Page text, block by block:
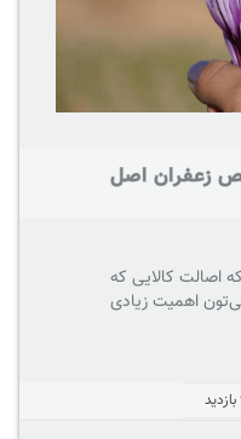
اصالت کالایی که
اهمیت زیادی
بازدید